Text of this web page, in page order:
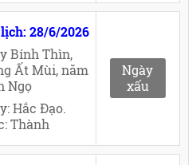
28/6/2026
Bính Thìn,
Ất Mùi, năm
Ngọ
Hắc Đạo.
Thành
Ngày
xấu